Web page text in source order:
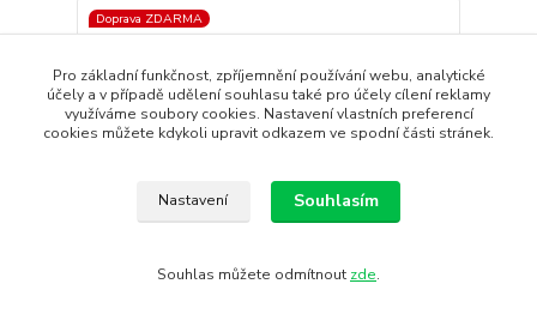
Doprava ZDARMA
Pro základní funkčnost, zpříjemnění používání webu, analytické
účely a v případě udělení souhlasu také pro účely cílení reklamy
využíváme soubory cookies. Nastavení vlastních preferencí
cookies můžete kdykoli upravit odkazem ve spodní části stránek.
Nastavení Souhlasím
Souhlas můžete odmítnout zde.